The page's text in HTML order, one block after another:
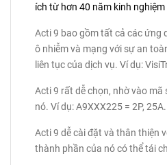
ích từ hơn 40 năm kinh
Acti 9 bao gồm tất cả các ứng
ô nhiễm và mạng với sự an
liên tục của dịch vụ. Ví dụ:
Acti 9 rất dễ chọn, nhờ vào mã
nó. Ví dụ: A9XXX225 = 2P, 25A.
Acti 9 dễ cài đặt và thân thiện
thành phần của nó có thể tái